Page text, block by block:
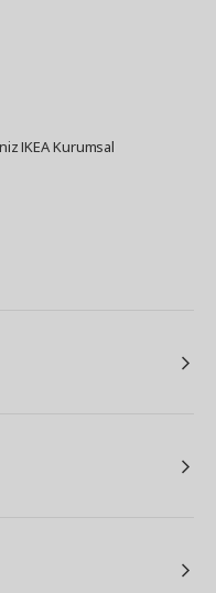
IKEA Kurumsal